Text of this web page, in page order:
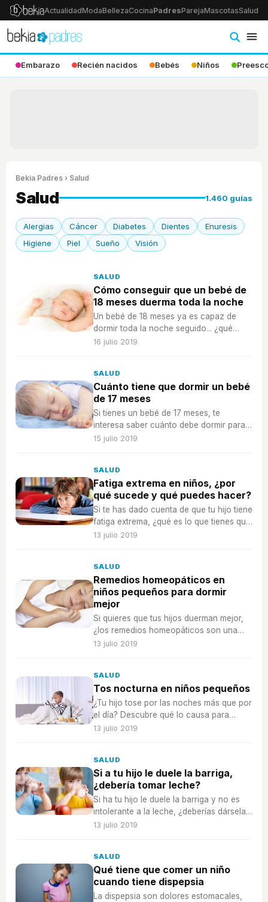
ActualidadModaBellezaCocinaPadresParejaMascotasSalud
Embarazo Recién nacidos Bebés Niños
Bekia Padres › Salud
Salud 1.460 guías
Alergias Cáncer Diabetes Dientes
Enuresis
Higiene
Piel Sueño Visión
SALUD
Cómo conseguir que un bebé de
18 meses duerma toda la noche
Un bebé de 18 meses ya es capaz de
dormir toda la noche seguido... ¿qué
tienes que saber para conseguirlo? ¡Es
16 julio 2019
SALUD
Cuánto tiene que dormir un bebé
de 17 meses
Si tienes un bebé de 17 meses, te
interesa saber cuánto debe dormir para
tener buena salud.
15 julio 2019
SALUD
Fatiga extrema en niños, ¿por
qué sucede y qué puedes hacer?
Si te has dado cuenta de que tu hijo tiene
fatiga extrema, ¿qué es lo que tienes que
hacer para que mejore?
13 julio 2019
SALUD
Remedios homeopáticos en
niños pequeños para dormir
mejor
Si quieres que tus hijos duerman mejor,
¿los remedios homeopáticos son una
buena opción? ¿Cuáles pueden serlo?
13 julio 2019
SALUD
Tos nocturna en niños pequeños
¿Tu hijo tose por las noches más que por
el día? Descubre qué lo causa para
encontrar el mejor tratamiento.
13 julio 2019
SALUD
Si a tu hijo le duele la barriga,
¿debería tomar leche?
Si ha tu hijo le duele la barriga y no es
intolerante a la leche, ¿deberías dársela
para que se sienta mejor?
13 julio 2019
SALUD
Qué tiene que comer un niño
cuando tiene dispepsia
La dispepsia son dolores estomacales,